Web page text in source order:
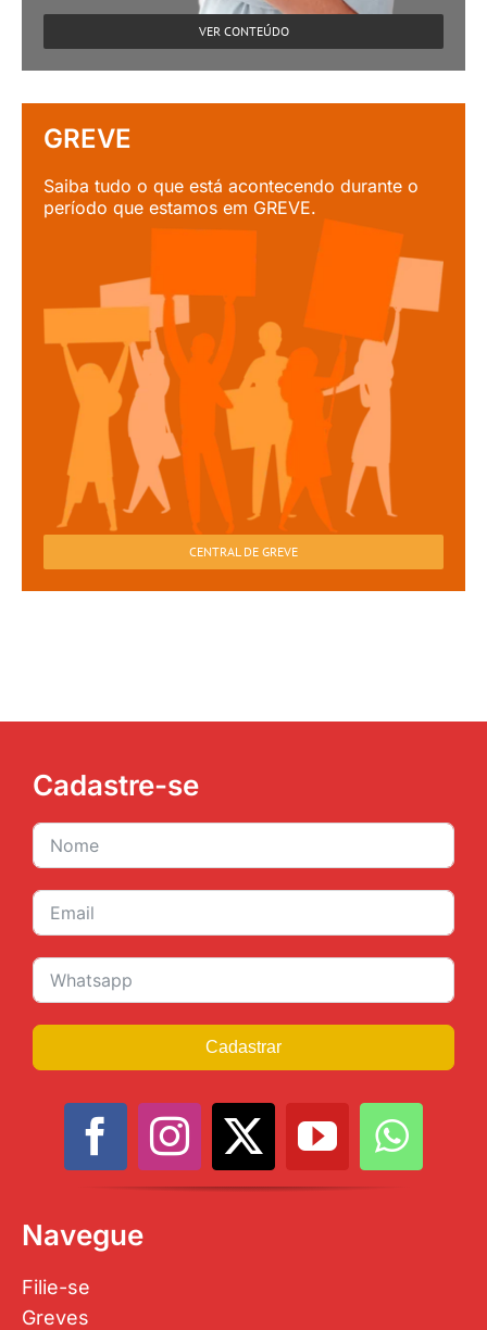
VER CONTEÚDO
GREVE
Saiba tudo o que está acontecendo durante o
período que estamos em GREVE.
CENTRAL DE GREVE
Cadastre-se
Cadastrar
Navegue
Filie-se
Greves